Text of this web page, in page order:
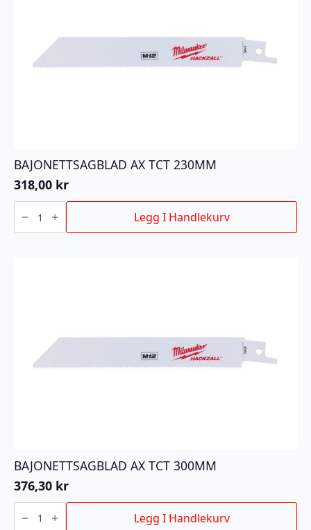
BAJONETTSAGBLAD AX TCT 230MM
318,00 kr
BAJONETTSAGBLAD
AX
230MM
Legg I Handlekurv
BAJONETTSAGBLAD AX TCT 300MM
376,30 kr
BAJONETTSAGBLAD
AX Legg I Handlekurv